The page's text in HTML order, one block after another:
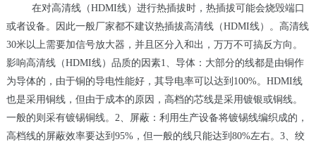
在对高清线（HDMI线）进行热插拔时，热插拔可能会烧毁端口
或者设备。因此一般厂家都不建议热插拔高清线（HDMI线）。高清线
30米以上需要加信号放大器，并且区分入和出，万万不可搞反方向。
影响高清线（HDMI线）品质的因素1
、导体：大部分的线都是由铜作
为导体的，由于铜的导电性能好，其导电率可以达到 100%。 HDMI线
也是采用铜线，但由于成本的原因，高档的芯线是采用镀银或铜线。
一般的则采有镀锡铜线。 2 、屏蔽：利用生产设备将镀锡线编织成的，
高档线的屏蔽效率要达到 95%，但一般的线只能达到 80%左右。 3、绞